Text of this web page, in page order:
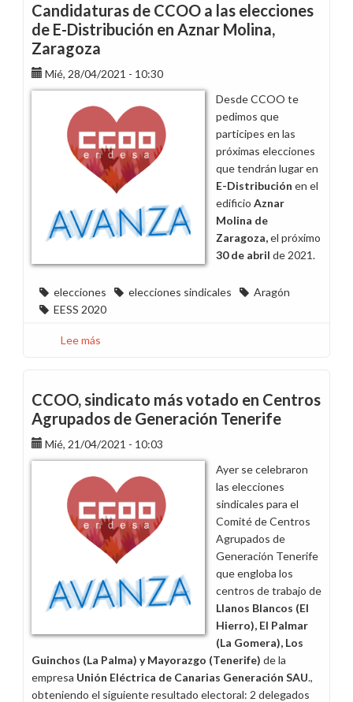
elecciones
sindicales
Endesa
Energía
en
Alicante
Candidaturas de CCOO a las elecciones
de E-Distribución en Aznar Molina,
Zaragoza
Mié, 28/04/2021 - 10:30
Desde CCOO te
pedimos que
participes en las
próximas elecciones
que tendrán lugar en
E-Distribución en el
edificio Aznar
Molina de
Zaragoza,el próximo
30 de abril de 2021.
elecciones elecciones sindicales
Aragón
EESS 2020
Lee más
CCOO
a
las
elecciones
de
E-
Distribución
en
Aznar
Molina,
Zaragoza
CCOO, sindicato más votado en Centros
Agrupados de Generación Tenerife
Mié, 21/04/2021 - 10:03
Ayer se celebraron
las elecciones
sindicales para el
Comité de Centros
Agrupados de
Generación Tenerife
que engloba los
centros de trabajo de
Llanos Blancos (El
Hierro), El Palmar
(La Gomera), Los
Guinchos (La Palma) y Mayorazgo (Tenerife) de la
empresa Unión Eléctrica de Canarias Generación SAU.,
obteniendo el siguiente resultado electoral: 2 delegados